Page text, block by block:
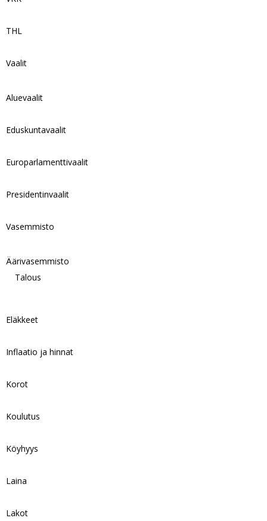
THL
Vaalit
Aluevaalit
Eduskuntavaalit
Europarlamenttivaalit
Presidentinvaalit
Vasemmisto
Äärivasemmisto
Talous
Eläkkeet
Inflaatio ja hinnat
Korot
Koulutus
Köyhyys
Laina
Lakot